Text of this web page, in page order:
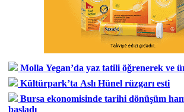
Molla Yegan’da yaz tatili öğrenerek ve
Kültürpark’ta Aslı Hünel rüzgarı esti
Bursa ekonomisinde tarihi dönüşüm
başladı